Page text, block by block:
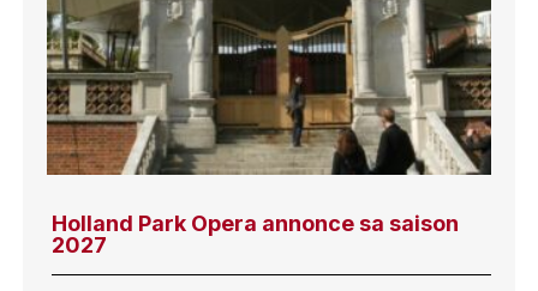
Holland Park Opera annonce sa saison
2027